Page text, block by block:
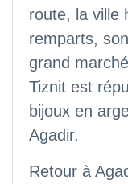
route, la ville
remparts,
grand
Tiznit est
bijoux en
Agadir.
Retour à